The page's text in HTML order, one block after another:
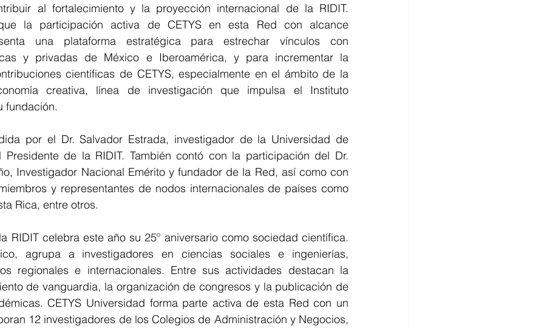
al fortalecimiento y la proyección internacional de la RIDIT.
la participación activa de CETYS en esta Red con alcance
una plataforma estratégica para estrechar vínculos con
y privadas de México e Iberoamérica, y para incrementar la
científicas de CETYS, especialmente en el ámbito de la
creativa, línea de investigación que impulsa el Instituto
fundación.
por el Dr. Salvador Estrada, investigador de la Universidad de
Presidente de la RIDIT. También contó con la participación del Dr.
Investigador Nacional Emérito y fundador de la Red, así como con
y representantes de nodos internacionales de países como
Rica, entre otros.
RIDIT celebra este año su 25º aniversario como sociedad científica.
agrupa a investigadores en ciencias sociales e ingenierías,
regionales e internacionales. Entre sus actividades destacan la
de vanguardia, la organización de congresos y la publicación de
CETYS Universidad forma parte activa de esta Red con un
12 investigadores de los Colegios de Administración y Negocios,